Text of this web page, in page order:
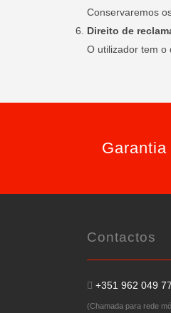
Conservaremos
Direito de
O utilizador tem o
Contactos
+351 962 049
(Chamada para rede